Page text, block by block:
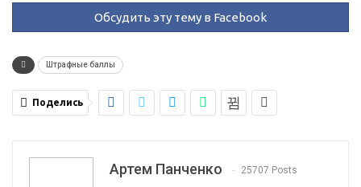
Обсудить эту тему в Facebook
Штрафные баллы
Поделись
Артем Панченко 25707 Posts